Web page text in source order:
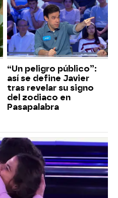
“Un peligro público”:
así se define Javier
tras revelar su signo
del zodiaco en
Pasapalabra